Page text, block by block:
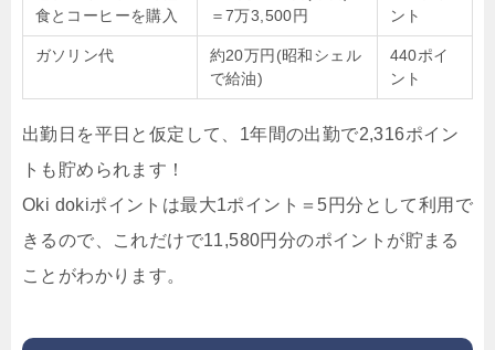
食とコーヒーを購入
＝7万3,500円
ント
ガソリン代
約20万円(昭和シェル
で給油)
440ポイ
ント
出勤日を平日と仮定して、1年間の出勤で2,316ポイン
トも貯められます！
Oki dokiポイントは最大1ポイント＝5円分として利用で
きるので、これだけで11,580円分のポイントが貯まる
ことがわかります。